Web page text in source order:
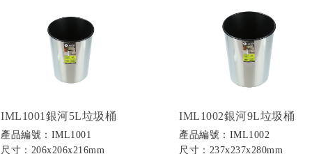
IML1001銀河5L垃圾桶
產品編號：IML1001
尺寸：206x206x216mm
IML1002銀河9L垃圾桶
產品編號：IML1002
尺寸：237x237x280mm